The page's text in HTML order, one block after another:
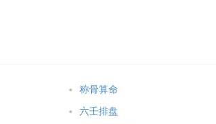
称骨算命
六壬排盘